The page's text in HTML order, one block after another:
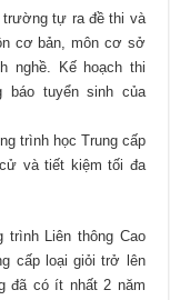
tự ra đề thi và
cơ bản, môn cơ sở
nghề. Kế hoạch thi
báo tuyển sinh của
trình học Trung cấp
và tiết kiệm tối đa
Liên thông Cao
cấp loại giỏi trở lên
đã có ít nhất 2 năm